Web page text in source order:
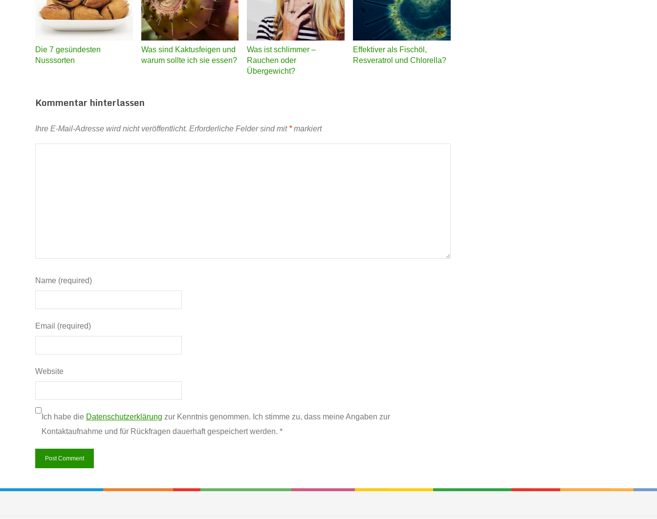
Die 7 gesündesten
Nusssorten
Was sind Kaktusfeigen und
warum sollte ich sie essen?
Was ist schlimmer –
Rauchen oder
Übergewicht?
Effektiver als Fischöl,
Resveratrol und Chlorella?
Kommentar hinterlassen
Ihre E-Mail-Adresse wird nicht veröffentlicht. Erforderliche Felder sind mit *markiert
Name (required)
Email (required)
Website
Ich habe die Datenschutzerklärung zur Kenntnis genommen. Ich stimme zu, dass meine Angaben zur
Kontaktaufnahme und für Rückfragen dauerhaft gespeichert werden. *